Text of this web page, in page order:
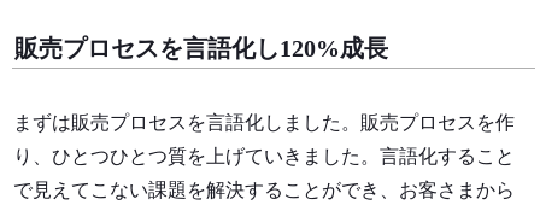
販売プロセスを言語化し120%成長
まずは販売プロセスを言語化しました。販売プロセスを作
り、ひとつひとつ質を上げていきました。言語化すること
で見えてこない課題を解決することができ、お客さまから